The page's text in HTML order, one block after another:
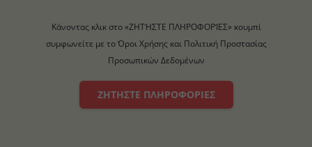
Κάνοντας κλικ στο «ΖΗΤΉΣΤΕ ΠΛΗΡΟΦΟΡΊΕΣ» κουμπί
συμφωνείτε με το Όροι Χρήσης και Πολιτική Προστασίας
Προσωπικών Δεδομένων
ΖΗΤΉΣΤΕ ΠΛΗΡΟΦΟΡΊΕΣ